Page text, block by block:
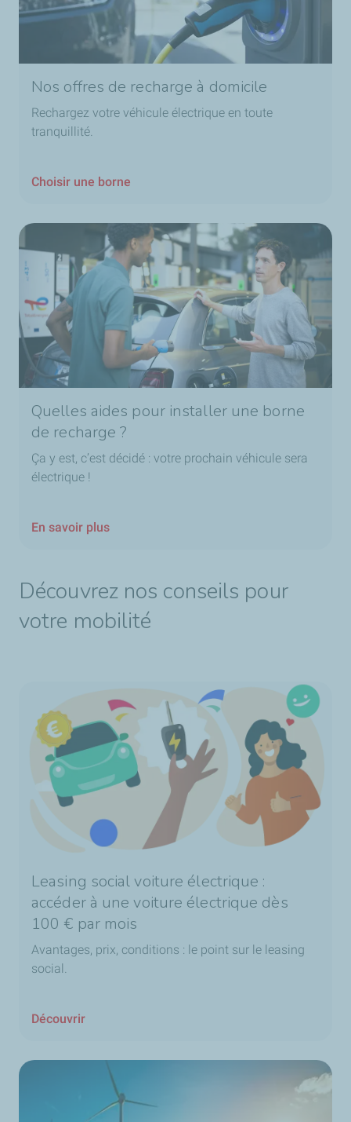
Nos offres de recharge à domicile
Rechargez votre véhicule électrique en toute
tranquillité.
Choisir une borne
Quelles aides pour installer une borne
de recharge ?
Ça y est, c’est décidé : votre prochain véhicule sera
électrique !
En savoir plus
Découvrez nos conseils pour
votre mobilité
Leasing social voiture électrique :
accéder à une voiture électrique dès
100 € par mois
Avantages, prix, conditions : le point sur le leasing
social.
Découvrir